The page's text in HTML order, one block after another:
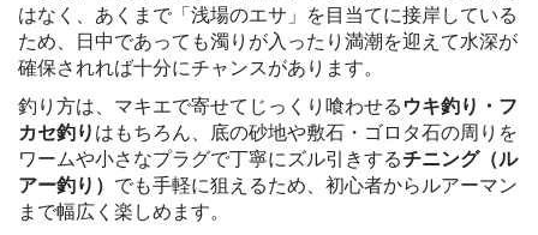
はなく、あくまで「浅場のエサ」を目当てに接岸している
ため、日中であっても濁りが入ったり満潮を迎えて水深が
確保されれば十分にチャンスがあります。
釣り方は、マキエで寄せてじっくり喰わせる ウキ釣り・フ
カセ釣り はもちろん、底の砂地や敷石・ゴロタ石の周りを
ワームや小さなプラグで丁寧にズル引きするチニング（ル
アー釣り） でも手軽に狙えるため、初心者からルアーマン
まで幅広く楽しめます。